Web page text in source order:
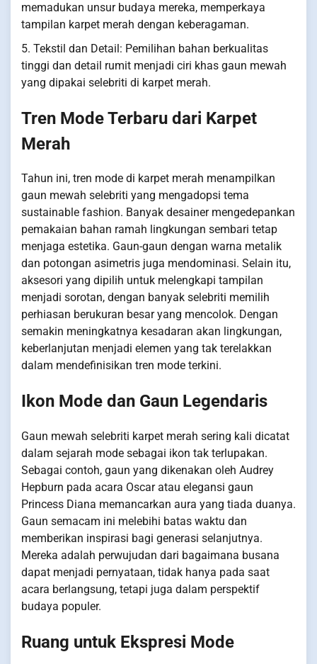
memadukan unsur budaya mereka, memperkaya
tampilan karpet merah dengan keberagaman.
5. Tekstil dan Detail: Pemilihan bahan berkualitas
tinggi dan detail rumit menjadi ciri khas gaun mewah
yang dipakai selebriti di karpet merah.
Tren Mode Terbaru dari Karpet
Merah
Tahun ini, tren mode di karpet merah menampilkan
gaun mewah selebriti yang mengadopsi tema
sustainable fashion. Banyak desainer mengedepankan
pemakaian bahan ramah lingkungan sembari tetap
menjaga estetika. Gaun-gaun dengan warna metalik
dan potongan asimetris juga mendominasi. Selain itu,
aksesori yang dipilih untuk melengkapi tampilan
menjadi sorotan, dengan banyak selebriti memilih
perhiasan berukuran besar yang mencolok. Dengan
semakin meningkatnya kesadaran akan lingkungan,
keberlanjutan menjadi elemen yang tak terelakkan
dalam mendefinisikan tren mode terkini.
Ikon Mode dan Gaun Legendaris
Gaun mewah selebriti karpet merah sering kali dicatat
dalam sejarah mode sebagai ikon tak terlupakan.
Sebagai contoh, gaun yang dikenakan oleh Audrey
Hepburn pada acara Oscar atau elegansi gaun
Princess Diana memancarkan aura yang tiada duanya.
Gaun semacam ini melebihi batas waktu dan
memberikan inspirasi bagi generasi selanjutnya.
Mereka adalah perwujudan dari bagaimana busana
dapat menjadi pernyataan, tidak hanya pada saat
acara berlangsung, tetapi juga dalam perspektif
budaya populer.
Ruang untuk Ekspresi Mode